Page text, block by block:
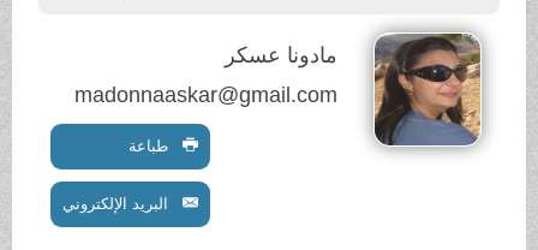
مادونا عسكر
madonnaaskar@gmail.com
طباعة
البريد الإلكتروني